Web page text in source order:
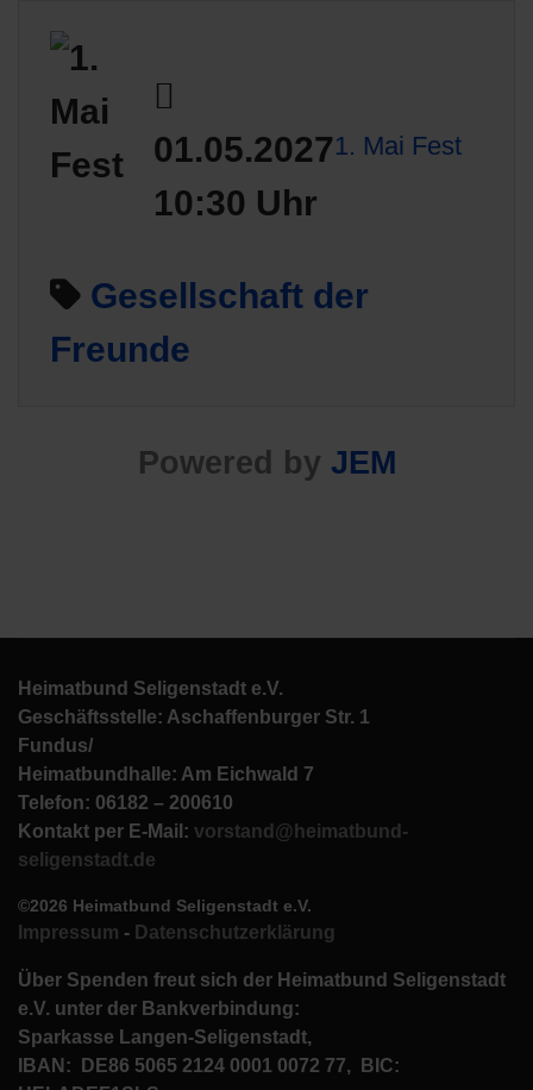
01.05.2027
10:30 Uhr
1. Mai Fest
Gesellschaft der
Freunde
Powered by JEM
Heimatbund Seligenstadt e.V.
Geschäftsstelle: Aschaffenburger Str. 1
Fundus/
Heimatbundhalle: Am Eichwald 7
Telefon: 06182 – 200610
Kontakt per E-Mail: vorstand@heimatbund-
seligenstadt.de
©2026 Heimatbund Seligenstadt e.V.
Impressum - Datenschutzerklärung
Über Spenden freut sich der Heimatbund Seligenstadt
e.V. unter der Bankverbindung:
Sparkasse Langen-Seligenstadt,
IBAN: DE86 5065 2124 0001 0072 77, BIC: